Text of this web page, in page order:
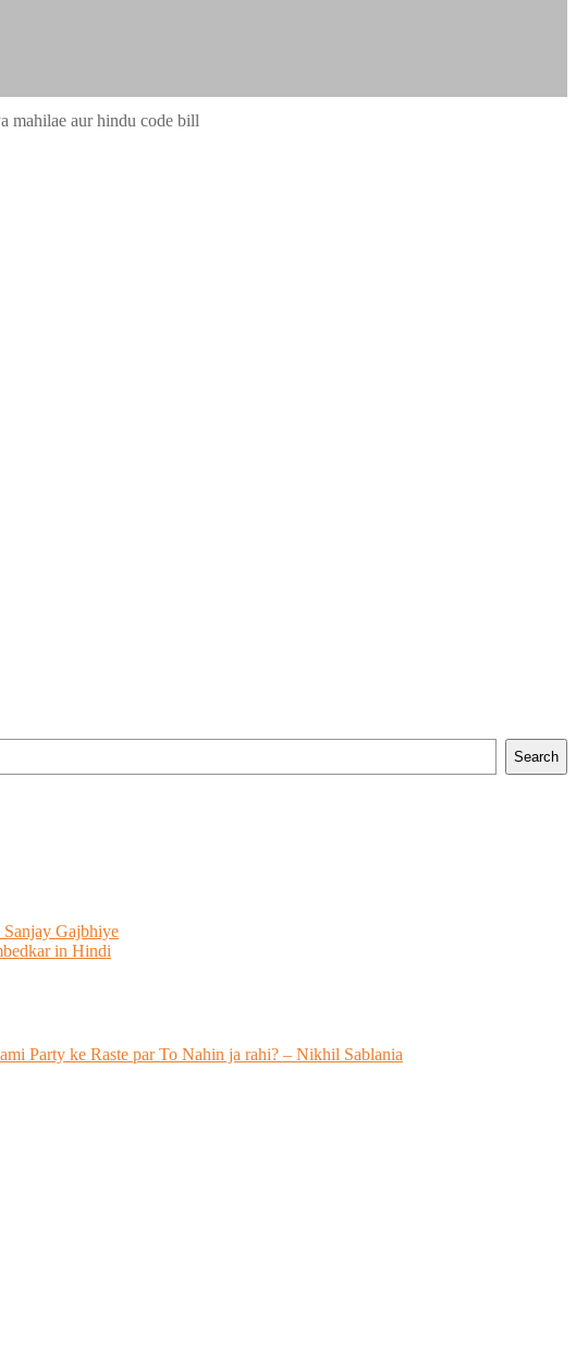
mahilae aur hindu code bill
Search
Gajbhiye
in Hindi
Party ke Raste par To Nahin ja rahi? – Nikhil Sablania